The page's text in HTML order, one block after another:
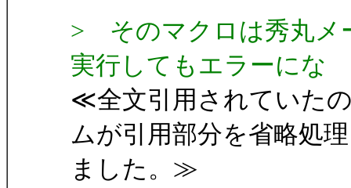
> そのマクロは秀丸メ
実行してもエラーにな
≪全文引用されていた
ムが引用部分を省略処
ました。≫